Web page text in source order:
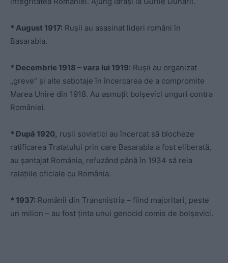
* August 1917: Rușii au asasinat lideri români în
Basarabia.
* Decembrie 1918 – vara lui 1919: Rușii au organizat
„greve” și alte sabotaje în încercarea de a compromite
Marea Unire din 1918. Au asmuțit bolșevici unguri contra
României.
* După 1920, rușii sovietici au încercat să blocheze
ratificarea Tratatului prin care Basarabia a fost eliberată,
au șantajat România, refuzând până în 1934 să reia
relațiile oficiale cu România.
* 1937: Românii din Transnistria – fiind majoritari, peste
un milion – au fost ținta unui genocid comis de bolșevici.